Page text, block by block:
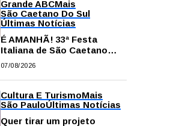
Grande ABCMais
São Caetano Do Sul
Últimas Notícias
É AMANHÃ! 33ª Festa
Italiana de São Caetano
começa neste sábado com
solidariedade
07/08/2026
Cultura E TurismoMais
São PauloÚltimas Notícias
Quer tirar um projeto